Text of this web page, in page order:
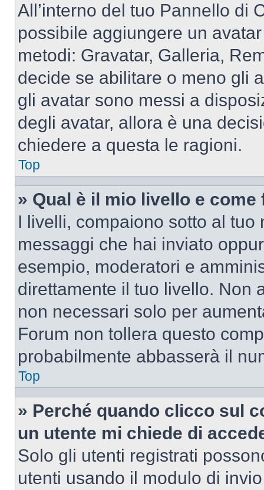
All’interno del tuo Pannello di
possibile aggiungere un
metodi: Gravatar, Galleria,
decide se abilitare o meno gli
gli avatar sono messi a
degli avatar, allora è una
chiedere a questa le ragioni.
Top
» Qual è il mio livello e
I livelli, compaiono sotto al
messaggi che hai inviato
esempio, moderatori e
direttamente il tuo livello. Non
non necessari solo per
Forum non tollera questo
probabilmente abbasserà il
Top
» Perché quando clicco sul
un utente mi chiede di
Solo gli utenti registrati
utenti usando il modulo di